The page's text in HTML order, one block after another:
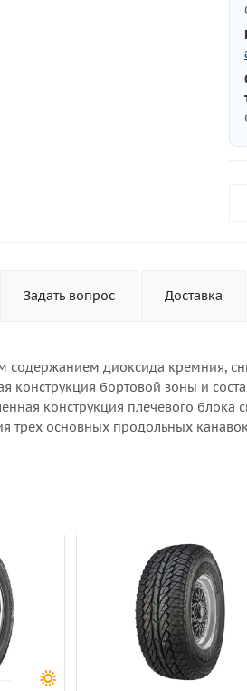
Задать вопрос Доставка
содержанием диоксида кремния,
конструкция бортовой зоны и
конструкция плечевого блока
трех основных продольных